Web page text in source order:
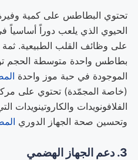
تحتوي البطاطس على كمية وفيرة
الحيوي الذي يلعب دوراً
على وظائف القلب الطبيعية. ثمة
بطاطس واحدة متوسطة الحجم
الموجودة في حبة موز واحدة
(خاصة المجمّدة) تحتوي على
الفلافونويدات والكاروتينويدات
وتحسين صحة الجهاز الدوري
3. دعم الجهاز الهضمي